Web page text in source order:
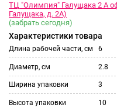
ТЦ "Олимпия" Галущака 2 А
Галущака, д. 2А)
(забрать сегодня)
Характеристики товара
Длина рабочей части, см 6
Диаметр, см 2.8
Ширина упаковки 3
Высота упаковки 10